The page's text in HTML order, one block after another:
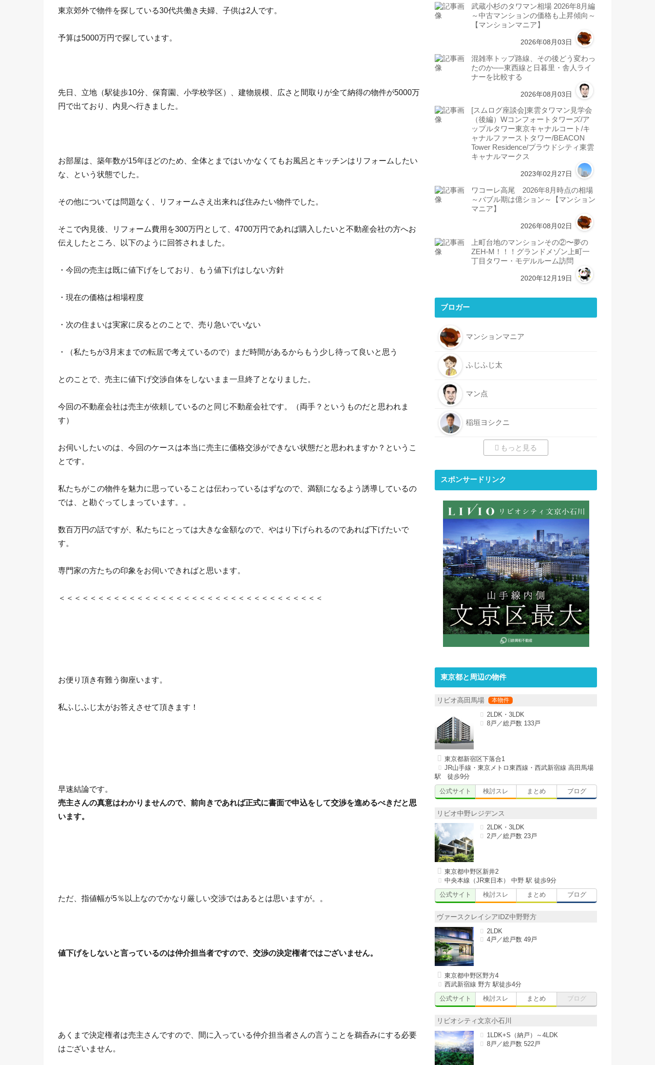
東京郊外で物件を探している30代共働き夫婦、子供は2人です。
予算は5000万円で探しています。
先日、立地（駅徒歩10分、保育園、小学校学区）、建物規模、広さと間取りが全て納得の物件が5000万
円で出ており、内見へ行きました。
お部屋は、築年数が15年ほどのため、全体とまではいかなくてもお風呂とキッチンはリフォームしたい
な、という状態でした。
その他については問題なく、リフォームさえ出来れば住みたい物件でした。
そこで内見後、リフォーム費用を300万円として、4700万円であれば購入したいと不動産会社の方へお
伝えしたところ、以下のように回答されました。
・今回の売主は既に値下げをしており、もう値下げはしない方針
・現在の価格は相場程度
・次の住まいは実家に戻るとのことで、売り急いでいない
・（私たちが3月末までの転居で考えているので）まだ時間があるからもう少し待って良いと思う
とのことで、売主に値下げ交渉自体をしないまま一旦終了となりました。
今回の不動産会社は売主が依頼しているのと同じ不動産会社です。（両手？というものだと思われま
す）
お伺いしたいのは、今回のケースは本当に売主に価格交渉ができない状態だと思われますか？というこ
とです。
私たちがこの物件を魅力に思っていることは伝わっているはずなので、満額になるよう誘導しているの
では、と勘ぐってしまっています。。
数百万円の話ですが、私たちにとっては大きな金額なので、やはり下げられるのであれば下げたいで
す。
専門家の方たちの印象をお伺いできればと思います。
＜＜＜＜＜＜＜＜＜＜＜＜＜＜＜＜＜＜＜＜＜＜＜＜＜＜＜＜＜＜＜＜＜＜
お便り頂き有難う御座います。
私ふじふじ太がお答えさせて頂きます！
早速結論です。
売主さんの真意はわかりませんので、前向きであれば正式に書面で申込をして交渉を進めるべきだと思
います。
ただ、指値幅が5％以上なのでかなり厳しい交渉ではあるとは思いますが。。
値下げをしないと言っているのは仲介担当者ですので、交渉の決定権者ではございません。
あくまで決定権者は売主さんですので、間に入っている仲介担当者さんの言うことを鵜呑みにする必要
はございません。
武蔵小杉のタワマン相場 2026年8月編
～中古マンションの価格も上昇傾向～
【マンションマニア】
2026年08月03日
混雑率トップ路線、その後どう変わっ
たのか──東西線と日暮里・舎人ライ
ナーを比較する
2026年08月03日
[スムログ座談会]東雲タワマン見学会
（後編）Wコンフォートタワーズ/ア
ップルタワー東京キャナルコート/キ
ャナルファーストタワー/BEACON
Tower Residence/プラウドシティ東雲
キャナルマークス
2023年02月27日
ワコーレ高尾 2026年8月時点の相場
～バブル期は億ション～【マンション
マニア】
2026年08月02日
上町台地のマンションその②〜夢の
ZEH-M！！！グランドメゾン上町一
丁目タワー・モデルルーム訪問
2020年12月19日
ブロガー
マンションマニア
ふじふじ太
マン点
稲垣ヨシクニ
もっと見る
スポンサードリンク
東京都と周辺の物件
リビオ高田馬場
2LDK・3LDK
8戸／総戸数 133戸
東京都新宿区下落合1
JR山手線・東京メトロ東西線・西武新宿線 高田馬場
駅 徒歩9分
公式サイト
検討スレ まとめ ブログ
リビオ中野レジデンス
2LDK・3LDK
2戸／総戸数 23戸
東京都中野区新井2
中央本線（JR東日本） 中野 駅 徒歩9分
公式サイト
検討スレ まとめ ブログ
ヴァースクレイシアIDZ中野野方
2LDK
4戸／総戸数 49戸
東京都中野区野方4
西武新宿線 野方 駅徒歩4分
公式サイト
検討スレ まとめ ブログ
リビオシティ文京小石川
1LDK+S（納戸）～4LDK
8戸／総戸数 522戸